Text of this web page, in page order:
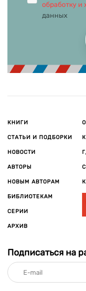
обработку и
данных
КНИГИ
СТАТЬИ И ПОДБОРКИ
НОВОСТИ
АВТОРЫ
НОВЫМ АВТОРАМ
БИБЛИОТЕКАМ
СЕРИИ
АРХИВ
Подписаться на